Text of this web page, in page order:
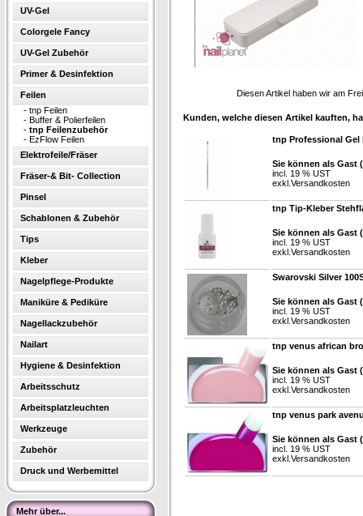
UV-Gel
Colorgele Fancy
UV-Gel Zubehör
Primer & Desinfektion
Feilen
- tnp Feilen
- Buffer & Polierfeilen
- tnp Feilenzubehör
- EzFlow Feilen
Elektrofeile/Fräser
Fräser-& Bit- Collection
Pinsel
Schablonen & Zubehör
Tips
Kleber
Nagelpflege-Produkte
Maniküre & Pediküre
Nagellackzubehör
Nailart
Hygiene & Desinfektion
Arbeitsschutz
Arbeitsplatzleuchten
Werkzeuge
Zubehör
Druck und Werbemittel
Mehr über...
Diesen Artikel haben wir am
Kunden, welche diesen Artikel kauften,
tnp Professional Gel
Sie können als Gast
incl. 19 % UST
exkl. Versandkosten
tnp Tip-Kleber
Sie können als Gast
incl. 19 % UST
exkl. Versandkosten
Swarovski Silver
Sie können als Gast
incl. 19 % UST
exkl. Versandkosten
tnp venus african
Sie können als Gast
incl. 19 % UST
exkl. Versandkosten
tnp venus park
Sie können als Gast
incl. 19 % UST
exkl. Versandkosten